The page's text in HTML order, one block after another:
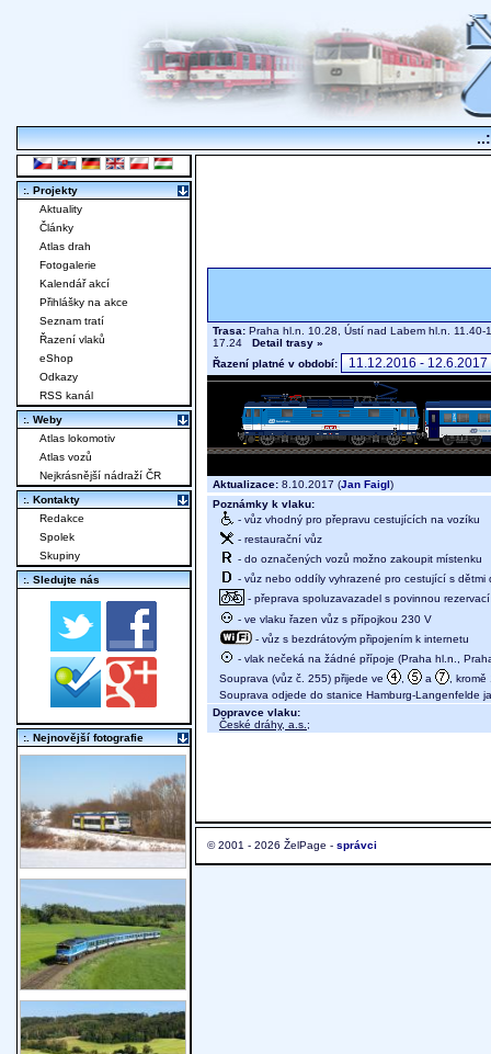
Trasa: Praha hl.n. 10.28, Ústí nad Labem hl.n.
17.24 Detail trasy »
Řazení platné v období:
Aktualizace: 8.10.2017 (Jan Faigl)
Poznámky k vlaku:
- vůz vhodný pro přepravu cestujících na vozíku
- restaurační vůz
- do označených vozů možno zakoupit místenku
- vůz nebo oddíly vyhrazené pro cestující s dětmi
- přeprava spoluzavazadel s povinnou
- ve vlaku řazen vůz s přípojkou 230 V
- vůz s bezdrátovým připojením k internetu
- vlak nečeká na žádné přípoje (Praha hl.n.,
Souprava (vůz č. 255) přijede ve
a
,
Souprava odjede do stanice Hamburg-Langenfelde
Dopravce vlaku:
České dráhy, a.s. ;
© 2001 - 2026 ŽelPage - správci
:. Projekty
Aktuality
Články
Atlas drah
Fotogalerie
Kalendář akcí
Přihlášky na akce
Seznam tratí
Řazení vlaků
eShop
Odkazy
RSS kanál
:. Weby
Atlas lokomotiv
Atlas vozů
Nejkrásnější nádraží ČR
:. Kontakty
Redakce
Spolek
Skupiny
:. Sledujte nás
:. Nejnovější fotografie